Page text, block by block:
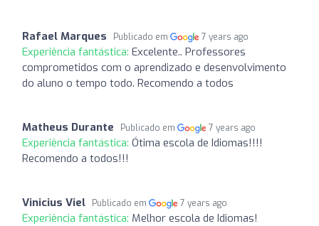
Rafael Marques Publicado em 7 years ago
Experiência fantástica: Excelente.. Professores
comprometidos com o aprendizado e desenvolvimento
do aluno o tempo todo. Recomendo a todos
Matheus Durante Publicado em 7 years ago
Experiência fantástica: Ótima escola de Idiomas!!!!
Recomendo a todos!!!
Vinicius Viel Publicado em 7 years ago
Experiência fantástica: Melhor escola de Idiomas!